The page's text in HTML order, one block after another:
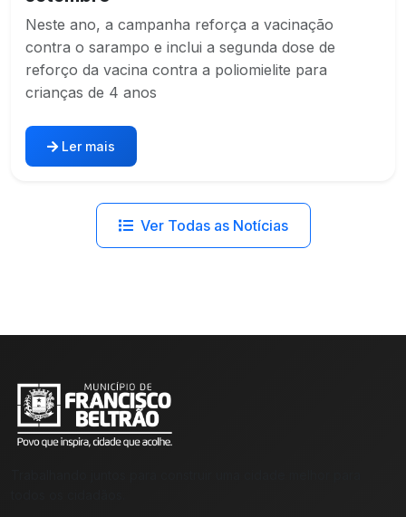
Neste ano, a campanha reforça a vacinação
contra o sarampo e inclui a segunda dose de
reforço da vacina contra a poliomielite para
crianças de 4 anos
Ler mais
Ver Todas as Notícias